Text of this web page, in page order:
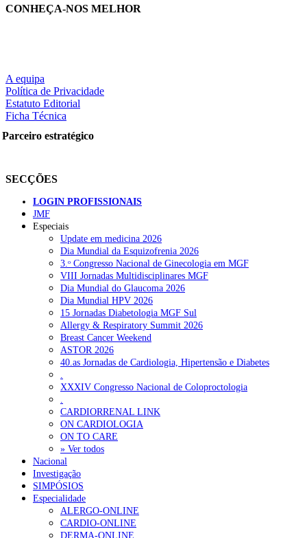
SO/LUSA
Partilhe nas redes sociais:
NOTÍCIAS RECENTES
Portugal está a formar os médicos de que precisa?
Estudantes de Medicina representados na 79.ª World Health
Assembly 6 de Agosto, 2026
SCORA X-Change Portugal promove formação internacional
em saúde sexual e reprodutiva
ANEM reúne com coordenador do Pacto Estratégico para a
Saúde
Sindicato diz que nova carreira de médicos dentistas reforça
estabilidade no SNS 6 de Agosto, 2026
NOTÍCIAS MAIS LIDAS
Enfermagem Forense. “Da urgência ao tribunal, cada
gesto conta e cada profissional faz a diferença”
202 visualizações
CONHEÇA-NOS MELHOR
A equipa
Política de Privacidade
Estatuto Editorial
Ficha Técnica
Parceiro estratégico
SECÇÕES
LOGIN PROFISSIONAIS
JMF
Especiais
Update em medicina 2026
Dia Mundial da Esquizofrenia 2026
3.ᵒ Congresso Nacional de Ginecologia em MGF
VIII Jornadas Multidisciplinares MGF
Dia Mundial do Glaucoma 2026
Dia Mundial HPV 2026
15 Jornadas Diabetologia MGF Sul
Allergy & Respiratory Summit 2026
Breast Cancer Weekend
ASTOR 2026
40.as Jornadas de Cardiologia, Hipertensão e Diabetes
.
XXXIV Congresso Nacional de Coloproctologia
.
CARDIORRENAL LINK
ON CARDIOLOGIA
ON TO CARE
» Ver todos
Nacional
Investigação
SIMPÓSIOS
Especialidade
ALERGO-ONLINE
CARDIO-ONLINE
DERMA-ONLINE